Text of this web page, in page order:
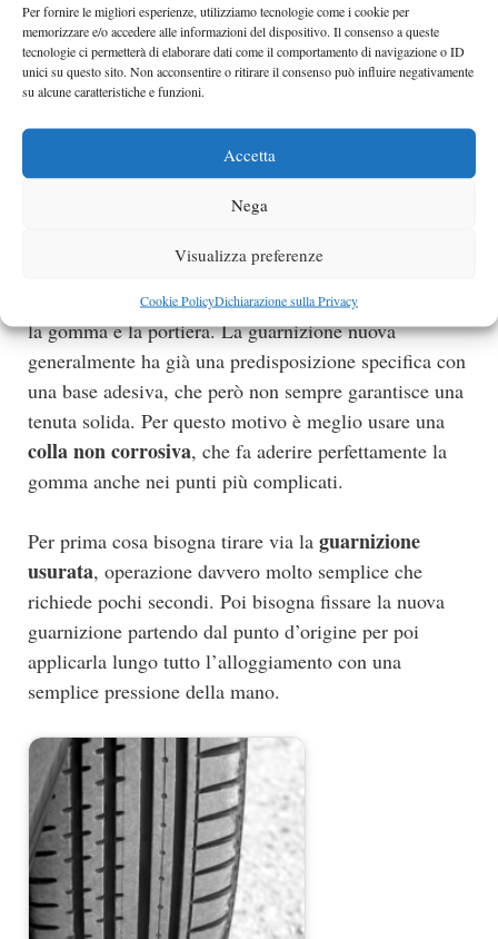
Per fornire le migliori esperienze, utilizziamo tecnologie come i cookie per
memorizzare e/o accedere alle informazioni del dispositivo. Il consenso a queste
tecnologie ci permetterà di elaborare dati come il comportamento di navigazione o ID
unici su questo sito. Non acconsentire o ritirare il consenso può influire negativamente
su alcune caratteristiche e funzioni.
Accetta
Nega
Visualizza preferenze
Cookie PolicyDichiarazione sulla Privacy
crossover ecc.
Come applicare nuove
guarnizioni per le portiere
dell’auto?
dotarsi di una colla apposita che garantisca il massimo
fissaggio tra la gomma e il telaio dell’auto oppure tra
la gomma e la portiera. La guarnizione nuova
generalmente ha già una predisposizione specifica con
una base adesiva, che però non sempre garantisce una
tenuta solida. Per questo motivo è meglio usare una
colla non corrosiva, che fa aderire perfettamente la
gomma anche nei punti più complicati.
Per prima cosa bisogna tirare via la guarnizione
usurata, operazione davvero molto semplice che
richiede pochi secondi. Poi bisogna fissare la nuova
guarnizione partendo dal punto d’origine per poi
applicarla lungo tutto l’alloggiamento con una
semplice pressione della mano.